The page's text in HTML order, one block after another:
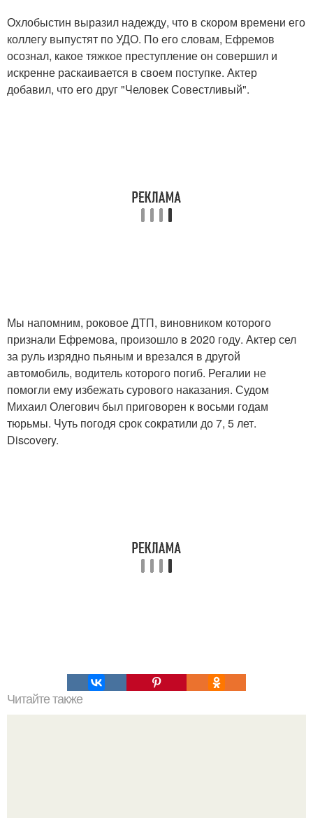
Охлобыстин выразил надежду, что в скором времени его
коллегу выпустят по УДО. По его словам, Ефремов
осознал, какое тяжкое преступление он совершил и
искренне раскаивается в своем поступке. Актер
добавил, что его друг "Человек Совестливый".
Мы напомним, роковое ДТП, виновником которого
признали Ефремова, произошло в 2020 году. Актер сел
за руль изрядно пьяным и врезался в другой
автомобиль, водитель которого погиб. Регалии не
помогли ему избежать сурового наказания. Судом
Михаил Олегович был приговорен к восьми годам
тюрьмы. Чуть погодя срок сократили до 7, 5 лет.
Discovery.
Читайте также